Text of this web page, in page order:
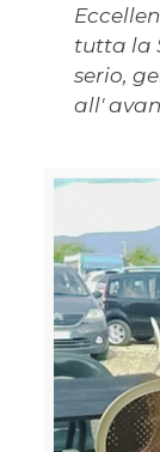
tutta la
serio,
all'